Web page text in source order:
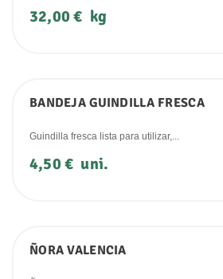
Precio
32,00 € kg
BANDEJA GUINDILLA FRESCA
Guindilla fresca lista para utilizar,...
Precio
4,50 € uni.
ÑORA VALENCIA